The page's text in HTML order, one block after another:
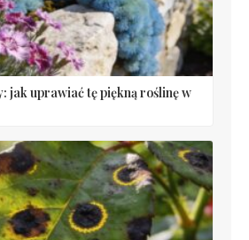
jak uprawiać tę piękną roślinę w